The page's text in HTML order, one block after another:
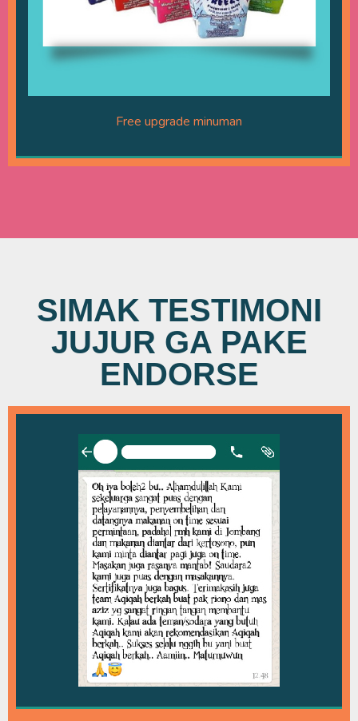
Free upgrade minuman
SIMAK TESTIMONI
JUJUR GA PAKE
ENDORSE